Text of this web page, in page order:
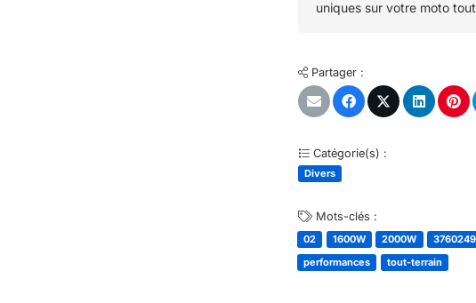
uniques sur votre moto
Partager :
Catégorie(s) :
Divers
Mots-clés :
02 1600W 2000W
performances
tout-terrain